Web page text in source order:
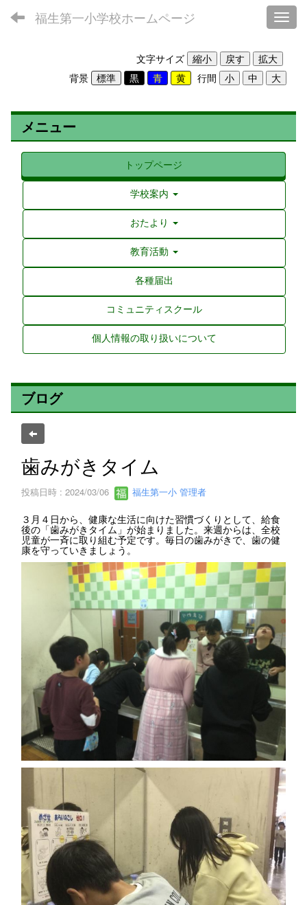
福生第一小学校ホームページ
文字サイズ
背景
行間
メニュー
トップページ
学校案内
おたより
教育活動
各種届出
コミュニティスクール
個人情報の取り扱いについて
ブログ
歯みがきタイム
投稿日時 : 2024/03/06 福生第一小 管理者
３月４日から、健康な生活に向けた習慣づくりとして、給食
後の「歯みがきタイム」が始まりました。来週からは、全校
児童が一斉に取り組む予定です。毎日の歯みがきで、歯の健
康を守っていきましょう。